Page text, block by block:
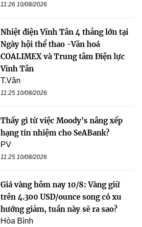
11:26 10/08/2026
Nhiệt điện Vĩnh Tân 4 thắng lớn tại
Ngày hội thể thao -Văn hoá
COALIMEX và Trung tâm Điện lực
Vĩnh Tân
T.Vân
11:25 10/08/2026
Thấy gì từ việc Moody's nâng xếp
hạng tín nhiệm cho SeABank?
PV
11:25 10/08/2026
Giá vàng hôm nay 10/8: Vàng giữ
trên 4.300 USD/ounce song có xu
hướng giảm, tuần này sẽ ra sao?
Hòa Bình